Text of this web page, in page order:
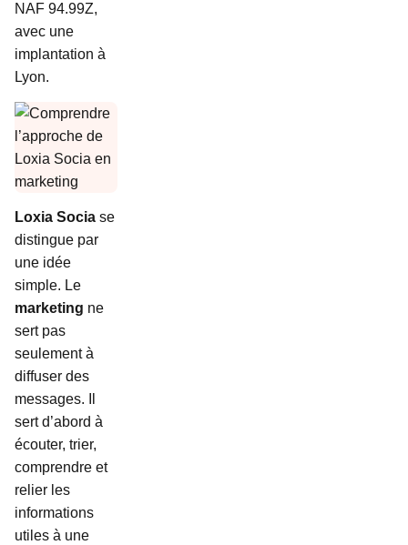
NAF 94.99Z,
avec une
implantation à
Lyon.
Loxia Socia se
distingue par
une idée
simple. Le
marketing ne
sert pas
seulement à
diffuser des
messages. Il
sert d’abord à
écouter, trier,
comprendre et
relier les
informations
utiles à une